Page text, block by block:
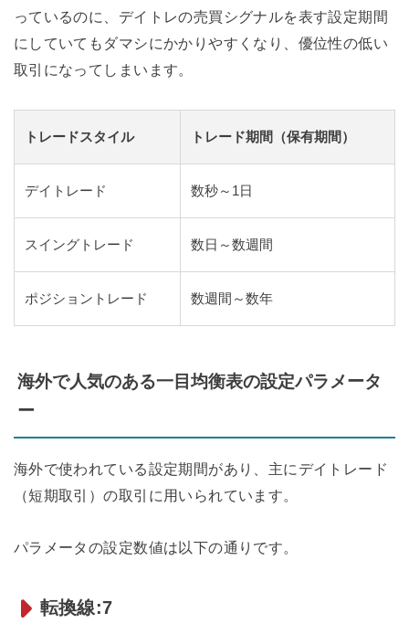
っているのに、デイトレの売買シグナルを表す設定期間
にしていてもダマシにかかりやすくなり、優位性の低い
取引になってしまいます。
トレードスタイル トレード期間（保有期間）
デイトレード 数秒～1日
スイングトレード 数日～数週間
ポジショントレード 数週間～数年
海外で人気のある一目均衡表の設定パラメータ
ー
海外で使われている設定期間があり、主にデイトレード
（短期取引）の取引に用いられています。
パラメータの設定数値は以下の通りです。
転換線:7